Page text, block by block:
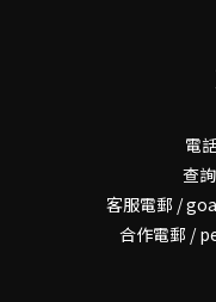
電
查
客服電郵 /
合作電郵 /